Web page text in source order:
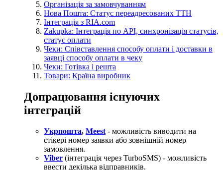
Організація за замовчуванням
Нова Пошта: Статус переадресованих ТТН
Інтеграція з RIA.com
Zakupka: Інтеграція по API, синхронізація статусів,
статус оплати
Чеки: Співставлення способу оплати і доставки в
заявці способу оплати в чеку
Чеки: Готівка і решта
Товари: Країна виробник
Допрацювання існуючих
інтеграцій
Укрпошта, Meest - можливість виводити на
стікері номер заявки або зовнішній номер
замовлення.
Viber (інтеграція через TurboSMS) - можливість
ввести декілька відправників.